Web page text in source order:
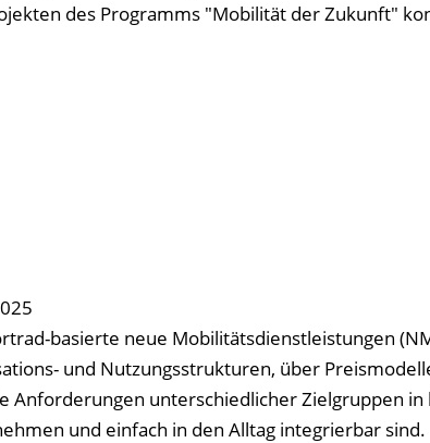
des Programms "Mobilität der Zukunft"
basierte neue Mobilitätsdienstleistungen
und Nutzungsstrukturen, über
Anforderungen unterschiedlicher Zielgruppen
und einfach in den Alltag integrierbar sind.